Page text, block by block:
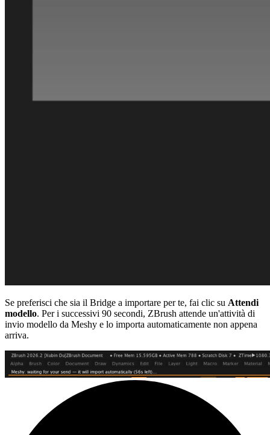
Se preferisci che sia il Bridge a importare per te, fai clic su Attendi
modello. Per i successivi 90 secondi, ZBrush attende un'attività di
invio modello da Meshy e lo importa automaticamente non appena
arriva.